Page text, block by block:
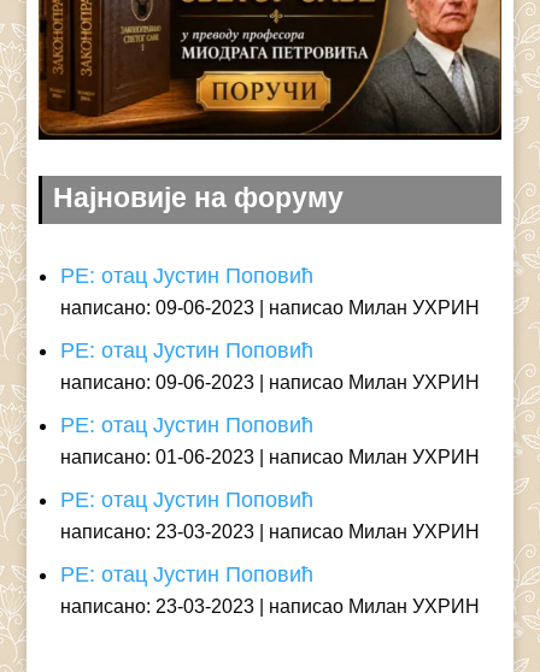
Најновије на форуму
РЕ: отац Јустин Поповић
написано: 09-06-2023 написао Милан УХРИН
РЕ: отац Јустин Поповић
написано: 09-06-2023 написао Милан УХРИН
РЕ: отац Јустин Поповић
написано: 01-06-2023 написао Милан УХРИН
РЕ: отац Јустин Поповић
написано: 23-03-2023 написао Милан УХРИН
РЕ: отац Јустин Поповић
написано: 23-03-2023 написао Милан УХРИН